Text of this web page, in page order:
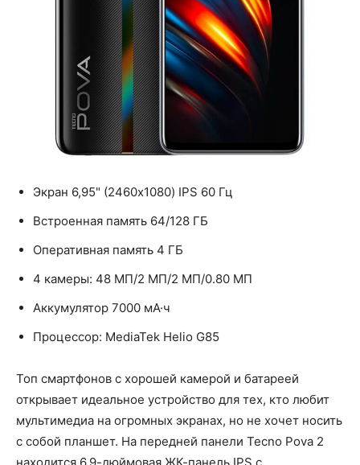
Экран 6,95" (2460x1080) IPS 60 Гц
Встроенная память 64/128 ГБ
Оперативная память 4 ГБ
4 камеры: 48 МП/2 МП/2 МП/0.80 МП
Аккумулятор 7000 мА·ч
Процессор: MediaTek Helio G85
Топ смартфонов с хорошей камерой и батареей
открывает идеальное устройство для тех, кто любит
мультимедиа на огромных экранах, но не хочет носить
с собой планшет. На передней панели Tecno Pova 2
находится 6,9-дюймовая ЖК-панель IPS с